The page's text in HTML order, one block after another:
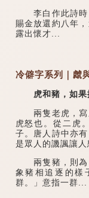
李白作此詩時
賜金放還約八年
露出懷才...
冷僻字系列｜虤
虎和豬，如果
兩隻老虎，寫
虎怒也。從二虎
子。唐人詩中亦
是眾人的譏諷
兩隻豬，則為
象豬相追逐的樣
群。」意指一群...